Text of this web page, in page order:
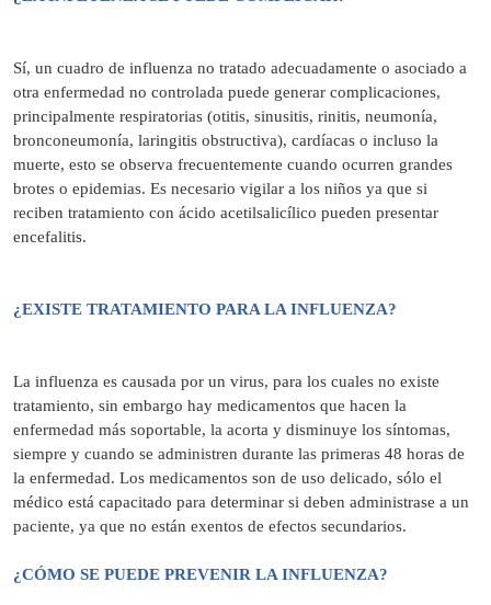
Sí, un cuadro de influenza no tratado adecuadamente o asociado a
otra enfermedad no controlada puede generar complicaciones,
principalmente respiratorias (otitis, sinusitis, rinitis, neumonía,
bronconeumonía, laringitis obstructiva), cardíacas o incluso la
muerte, esto se observa frecuentemente cuando ocurren grandes
brotes o epidemias. Es necesario vigilar a los niños ya que si
reciben tratamiento con ácido acetilsalicílico pueden presentar
encefalitis.
¿EXISTE TRATAMIENTO PARA LA INFLUENZA?
La influenza es causada por un virus, para los cuales no existe
tratamiento, sin embargo hay medicamentos que hacen la
enfermedad más soportable, la acorta y disminuye los síntomas,
siempre y cuando se administren durante las primeras 48 horas de
la enfermedad. Los medicamentos son de uso delicado, sólo el
médico está capacitado para determinar si deben administrase a un
paciente, ya que no están exentos de efectos secundarios.
¿CÓMO SE PUEDE PREVENIR LA INFLUENZA?